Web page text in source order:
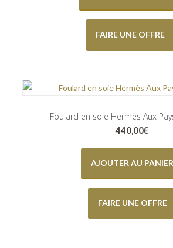
FAIRE UNE OFFRE
Foulard en soie Hermès Aux
440,00€
AJOUTER AU PANIER
FAIRE UNE OFFRE